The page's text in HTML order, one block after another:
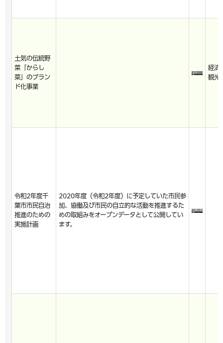
土気の伝統野
菜「からし
菜」のブラン
ド化事業
経済
観光
令和2年度千
葉市市民自治
推進のための
実施計画
2020年度（令和2年度）に予定していた市民参
加、協働及び市民の自立的な活動を推進するた
めの取組みをオープンデータとして公開してい
ます。